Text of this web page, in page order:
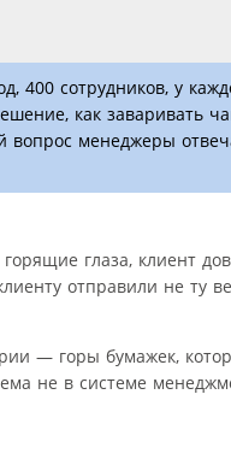
400 сотрудников, у
как заваривать
вопрос менеджеры
глаза, клиент
отправили не ту
— горы бумажек,
не в системе